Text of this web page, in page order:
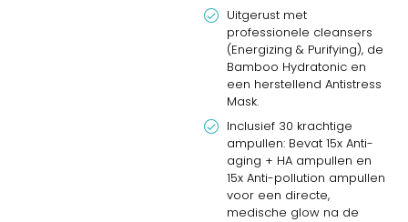
Anti-aging serums, maskers
en nazorg, professionele
cleansers en maar liefst 30
geconcentreerde ampullen
voor een ongeëvenaard
resultaat.
Uitgerust met
professionele cleansers
(Energizing & Purifying), de
Bamboo Hydratonic en
een herstellend Antistress
Mask.
Inclusief 30 krachtige
ampullen: Bevat 15x Anti-
aging + HA ampullen en
15x Anti-pollution ampullen
voor een directe,
medische glow na de